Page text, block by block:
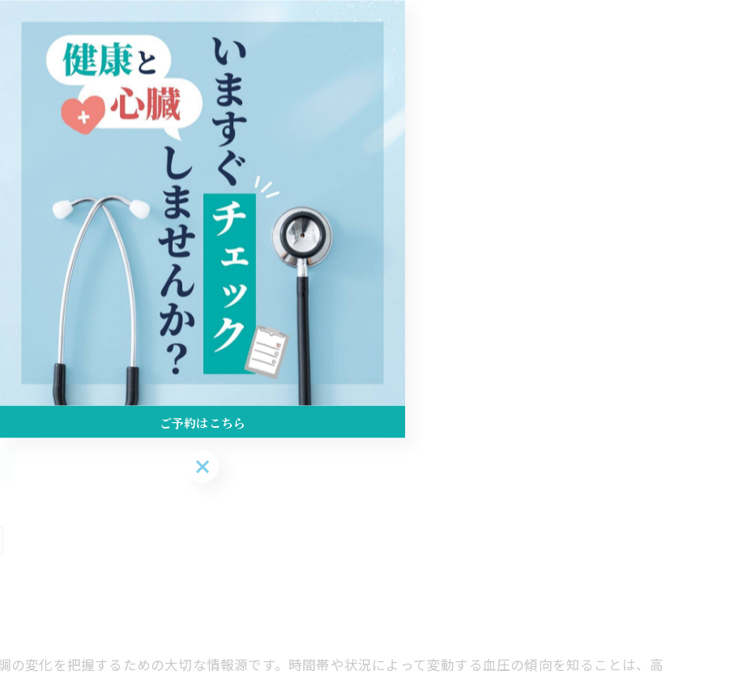
の変化を把握するための大切な情報源です。時間帯や状況によって変動する血圧の傾向を知ることは、高
ご予約はこちら
ご予約はこちら